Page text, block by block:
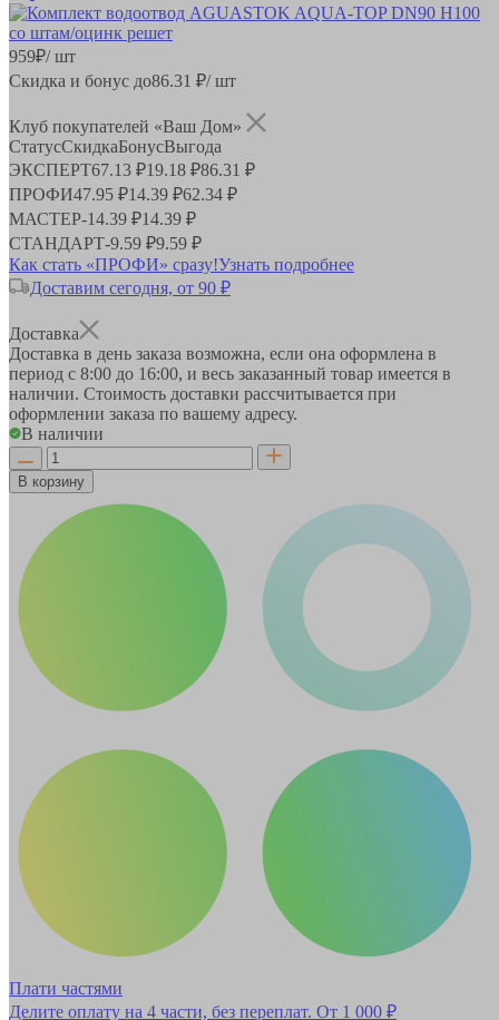
959₽/ шт
Скидка и бонус до86.31 ₽/ шт
Клуб покупателей «Ваш Дом»
СтатусСкидкаБонусВыгода
ЭКСПЕРТ67.13 ₽19.18 ₽86.31 ₽
ПРОФИ47.95 ₽14.39 ₽62.34 ₽
МАСТЕР-14.39 ₽14.39 ₽
СТАНДАРТ-9.59 ₽9.59 ₽
Как стать «ПРОФИ» сразу!Узнать подробнее
Доставим сегодня, от 90 ₽
Доставка
Доставка в день заказа возможна, если она оформлена в
период с 8:00 до 16:00, и весь заказанный товар имеется в
наличии. Стоимость доставки рассчитывается при
оформлении заказа по вашему адресу.
В наличии
В корзину
Плати частями
Делите оплату на 4 части, без переплат. От 1 000 ₽